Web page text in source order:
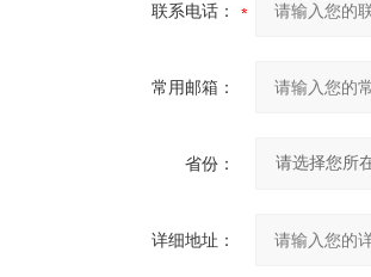
联系电话：
常用邮箱：
省份：
详细地址：